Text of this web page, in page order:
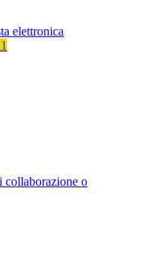
elettronica
o